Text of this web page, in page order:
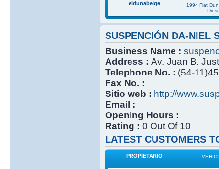
eldunabeige
1994 Fiat
SUSPENCIÓN DA-NIEL
Business Name :
Address : Av. Juan B.
Telephone No. : (54-
Fax No. :
Sitio web : http://
Email :
Opening Hours :
Rating : 0 Out Of 10
LATEST CUSTOMERS
PROPIETARIO